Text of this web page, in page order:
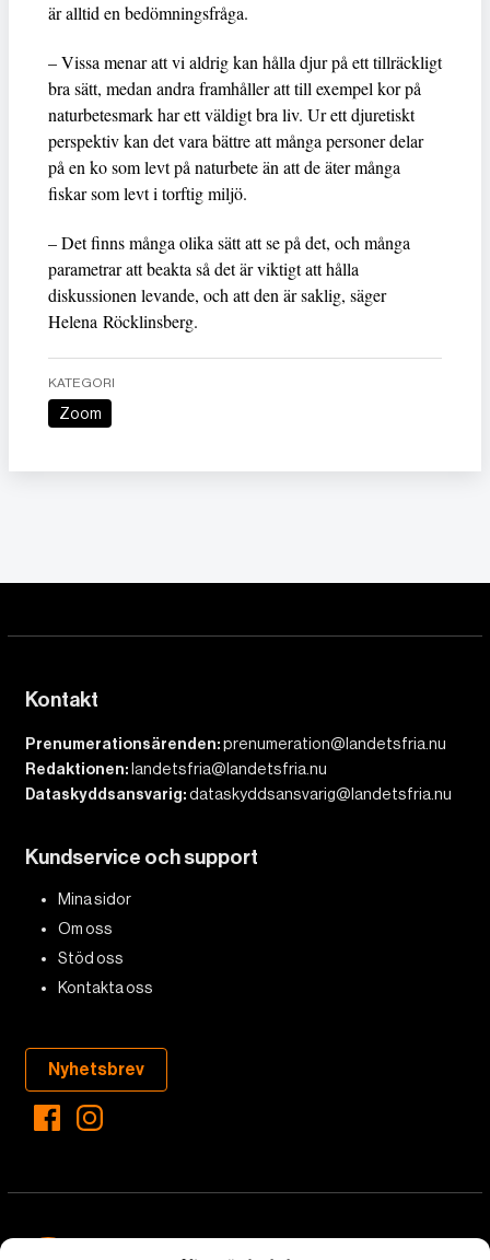
är alltid en bedömningsfråga.
– Vissa menar att vi aldrig kan hålla djur på ett tillräckligt
bra sätt, medan andra framhåller att till exempel kor på
naturbetesmark har ett väldigt bra liv. Ur ett djuretiskt
perspektiv kan det vara bättre att många personer delar
på en ko som levt på naturbete än att de äter många
fiskar som levt i torftig miljö.
– Det finns många olika sätt att se på det, och många
parametrar att beakta så det är viktigt att hålla
diskussionen levande, och att den är saklig, säger
Helena Röcklinsberg.
KATEGORI
Zoom
Kontakt
Prenumerationsärenden:prenumeration@landetsfria.nu
Redaktionen: landetsfria@landetsfria.nu
Dataskyddsansvarig:dataskyddsansvarig@landetsfria.nu
Kundservice och support
Mina sidor
Om oss
Stöd oss
Kontakta oss
Nyhetsbrev